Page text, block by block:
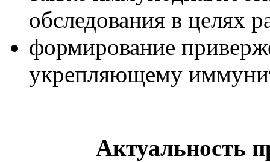
обследования в целях
формирование
укрепляющему
Актуальность